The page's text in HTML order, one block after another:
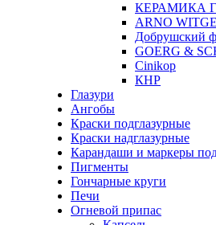
КЕРАМИКА
ARNO
Добрушский
GOERG &
Cinikop
КНР
Глазури
Ангобы
Краски подглазурные
Краски надглазурные
Карандаши и маркеры
Пигменты
Гончарные круги
Печи
Огневой припас